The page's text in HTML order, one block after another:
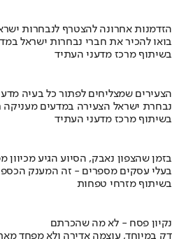
הזדמנות אחרונה להצטרף לנבחרות
בואו להכיר את חברי נבחרות ישראל
בשיתוף מרכז מדעני העתיד
הצעירים שמצליחים לפתור כל בעיה
נבחרת ישראל הצעירה במדעים מעניקה
בשיתוף מרכז מדעני העתיד
בזמן שהצפון נאבק, הסיוע הגיע מכיוון
בעלי עסקים מספרים - זה המענק הכספי
בשיתוף מזרחי טפחות
נקיון פסח - לא מה שהכרתם
דק במיוחד, עוצמה אדירה ולא מפחד